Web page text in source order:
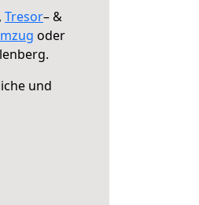
, Tresor– &
oder
und